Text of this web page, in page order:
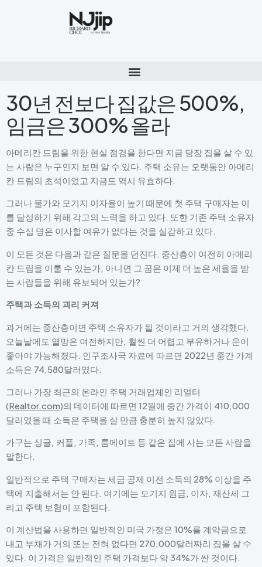
30년 전보다 집값은 500%,
임금은 300% 올라
아메리칸 드림을 위한 현실 점검을 한다면 지금 당장 집을 살 수 있
는 사람은 누구인지 보면 알 수 있다. 주택 소유는 오랫동안 아메리
칸 드림의 초석이었고 지금도 역시 유효하다.
그러나 물가와 모기지 이자율이 높기 때문에 첫 주택 구매자는 이
를 달성하기 위해 각고의 노력을 하고 있다. 또한 기존 주택 소유자
중 수십 명은 이사할 여유가 없다는 것을 실감하고 있다.
이 모든 것은 다음과 같은 질문을 던진다. 중산층이 여전히 아메리
칸 드림을 이룰 수 있는가, 아니면 그 꿈은 이제 더 높은 세율을 받
는 사람들을 위해 유보되어 있는가?
주택과 소득의 괴리 커져
과거에는 중산층이면 주택 소유자가 될 것이라고 거의 생각했다.
오늘날에도 열망은 여전하지만, 훨씬 더 어렵고 부유하거나 운이
좋아야 가능해졌다. 인구조사국 자료에 따르면 2022년 중간 가계
소득은 74,580달러였다.
그러나 가장 최근의 온라인 주택 거래업체인 리얼터
(Realtor.com)의 데이터에 따르면 12월에 중간 가격이 410,000
달러였을 때 소득은 주택을 살 만큼 충분히 높지 않았다.
가구는 싱글, 커플, 가족, 룸메이트 등 같은 집에 사는 모든 사람을
말한다.
일반적으로 주택 구매자는 세금 공제 이전 소득의 28% 이상을 주
택에 지출해서는 안 된다. 여기에는 모기지 원금, 이자, 재산세 그
리고 주택 보험이 포함된다.
이 계산법을 사용하면 일반적인 미국 가정은 10%를 계약금으로
내고 부채가 거의 또는 전혀 없다면 270,000달러짜리 집을 살 수
있다. 이 가격은 일반적인 주택 가격보다 약 34%가 싼 것이다.